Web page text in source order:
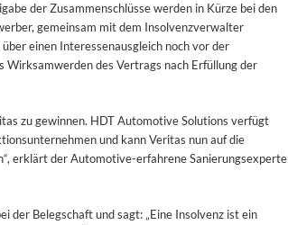
der Zusammenschlüsse werden in Kürze bei den
gemeinsam mit dem Insolvenzverwalter
einen Interessenausgleich noch vor der
Wirksamwerden des Vertrags nach Erfüllung der
zu gewinnen. HDT Automotive Solutions verfügt
und kann Veritas nun auf die
erklärt der Automotive-erfahrene Sanierungsexperte
der Belegschaft und sagt: „Eine Insolvenz ist ein